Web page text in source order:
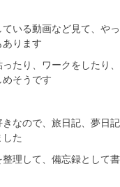
ている動画など見て、や
ります
たり、ワークをしたり
そうです
なので、旅日記、夢日記
た
理して、備忘録として